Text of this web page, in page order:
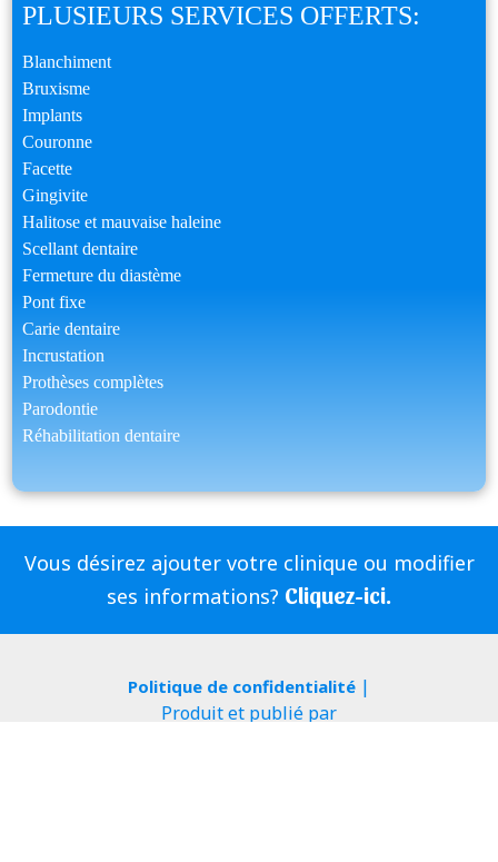
PLUSIEURS SERVICES OFFERTS:
Blanchiment
Bruxisme
Implants
Couronne
Facette
Gingivite
Halitose et mauvaise haleine
Scellant dentaire
Fermeture du diastème
Pont fixe
Carie dentaire
Incrustation
Prothèses complètes
Parodontie
Réhabilitation dentaire
Vous désirez ajouter votre clinique ou modifier
ses informations? Cliquez-ici.
Politique de confidentialité|
Produit et publié par